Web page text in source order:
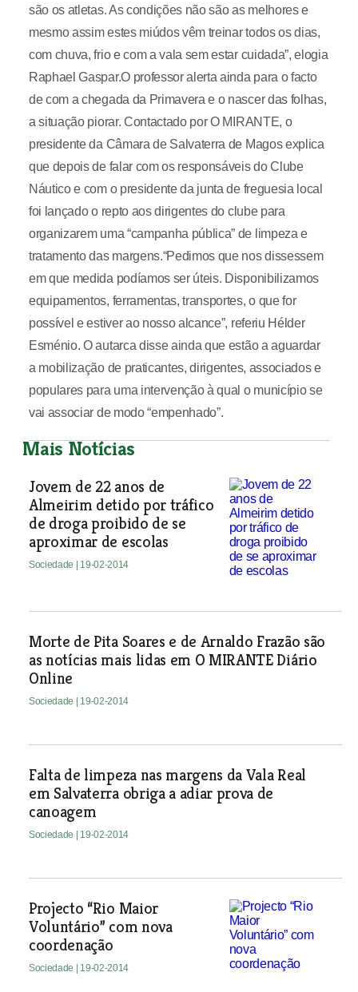
são os atletas. As condições não são as melhores e
mesmo assim estes miúdos vêm treinar todos os dias,
com chuva, frio e com a vala sem estar cuidada”, elogia
Raphael Gaspar.O professor alerta ainda para o facto
de com a chegada da Primavera e o nascer das folhas,
a situação piorar. Contactado por O MIRANTE, o
presidente da Câmara de Salvaterra de Magos explica
que depois de falar com os responsáveis do Clube
Náutico e com o presidente da junta de freguesia local
foi lançado o repto aos dirigentes do clube para
organizarem uma “campanha pública” de limpeza e
tratamento das margens.“Pedimos que nos dissessem
em que medida podíamos ser úteis. Disponibilizamos
equipamentos, ferramentas, transportes, o que for
possível e estiver ao nosso alcance”, referiu Hélder
Esménio. O autarca disse ainda que estão a aguardar
a mobilização de praticantes, dirigentes, associados e
populares para uma intervenção à qual o município se
vai associar de modo “empenhado”.
Mais Notícias
Jovem de 22 anos de
Almeirim detido por tráfico
de droga proibido de se
aproximar de escolas
Sociedade | 19-02-2014
Morte de Pita Soares e de Arnaldo Frazão são
as notícias mais lidas em O MIRANTE Diário
Online
Sociedade | 19-02-2014
Falta de limpeza nas margens da Vala Real
em Salvaterra obriga a adiar prova de
canoagem
Sociedade | 19-02-2014
Projecto “Rio Maior
Voluntário” com nova
coordenação
Sociedade | 19-02-2014